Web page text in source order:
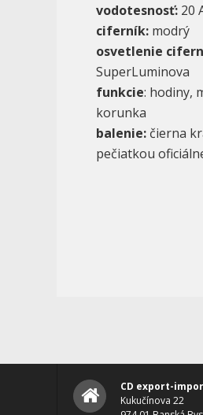
vodotesnosť: 20
ciferník: modrý
osvetlenie
SuperLuminova
funkcie: hodiny,
korunka
balenie: čierna
pečiatkou
CD export-
Kukučínova 22